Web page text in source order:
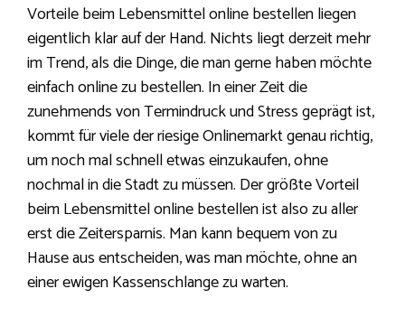
Vorteile beim Lebensmittel online bestellen liegen
eigentlich klar auf der Hand. Nichts liegt derzeit mehr
im Trend, als die Dinge, die man gerne haben möchte
einfach online zu bestellen. In einer Zeit die
zunehmends von Termindruck und Stress geprägt ist,
kommt für viele der riesige Onlinemarkt genau richtig,
um noch mal schnell etwas einzukaufen, ohne
nochmal in die Stadt zu müssen. Der größte Vorteil
beim Lebensmittel online bestellen ist also zu aller
erst die Zeitersparnis. Man kann bequem von zu
Hause aus entscheiden, was man möchte, ohne an
einer ewigen Kassenschlange zu warten.